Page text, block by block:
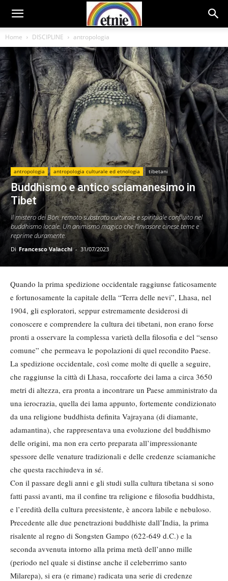
Home DISCIPLINE antropologia
antropologia antropologia culturale ed etnologia tibetani
Buddhismo e antico sciamanesimo in
Tibet
Il mistero dei Bön, remoto substrato culturale e spirituale confluito nel
buddhismo locale. Un animismo magico che l’invasore cinese teme e
reprime duramente.
Di Francesco Valacchi - 31/07/2023
Quando la prima spedizione occidentale raggiunse faticosamente
e fortunosamente la capitale della “Terra delle nevi”, Lhasa, nel
1904, gli esploratori, seppur estremamente desiderosi di
conoscere e comprendere la cultura dei tibetani, non erano forse
pronti a osservare la complessa varietà della filosofia e del “senso
comune” che permeava le popolazioni di quel recondito Paese.
La spedizione occidentale, così come molte di quelle a seguire,
che raggiunse la città di Lhasa, roccaforte dei lama a circa 3650
metri di altezza, era pronta a incontrare un Paese amministrato da
una ierocrazia, quella dei lama appunto, fortemente condizionato
da una religione buddhista definita Vajrayana (di diamante,
adamantina), che rappresentava una evoluzione del buddhismo
delle origini, ma non era certo preparata all’impressionante
spessore delle venature tradizionali e delle credenze sciamaniche
che questa racchiudeva in sé.
Con il passare degli anni e gli studi sulla cultura tibetana si sono
fatti passi avanti, ma il confine tra religione e filosofia buddhista,
e l’eredità della cultura preesistente, è ancora labile e nebuloso.
Precedente alle due penetrazioni buddhiste dall’India, la prima
risalente al regno di Songsten Gampo (622-649 d.C.) e la
seconda avvenuta intorno alla prima metà dell’anno mille
(periodo nel quale si distinse anche il celeberrimo santo
Milarepa), si era (e rimane) radicata una serie di credenze